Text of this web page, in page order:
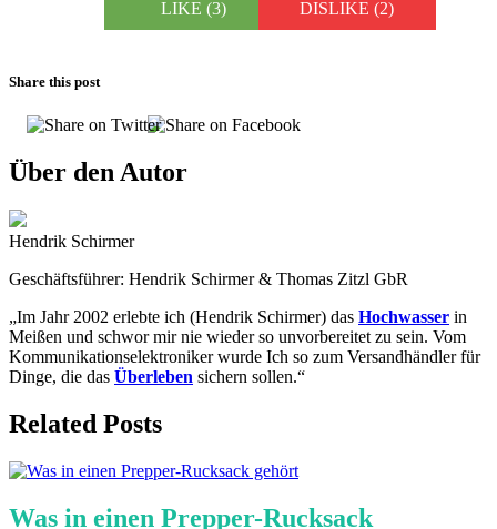
LIKE (3) DISLIKE (2)
Share this post
Über den Autor
Hendrik Schirmer
Geschäftsführer: Hendrik Schirmer & Thomas Zitzl GbR
„Im Jahr 2002 erlebte ich (Hendrik Schirmer) das Hochwasser in
Meißen und schwor mir nie wieder so unvorbereitet zu sein. Vom
Kommunikationselektroniker wurde Ich so zum Versandhändler für
Dinge, die das Überleben sichern sollen.“
Related Posts
Was in einen Prepper-Rucksack